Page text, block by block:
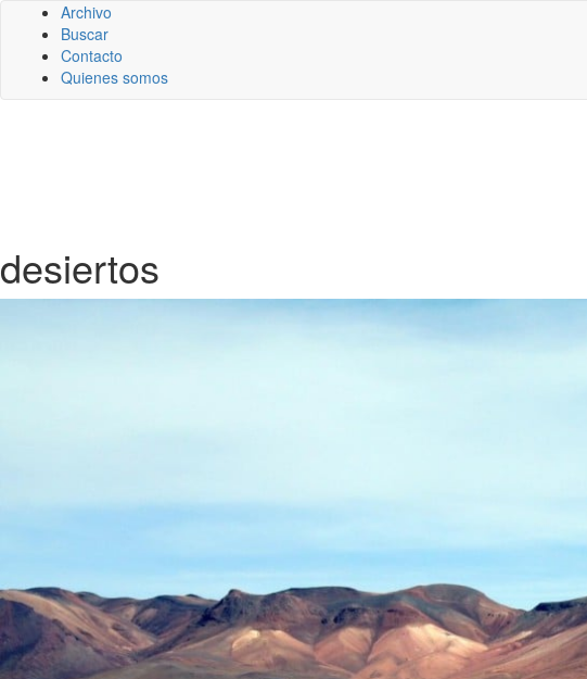
Archivo
Buscar
Contacto
Quienes somos
desiertos